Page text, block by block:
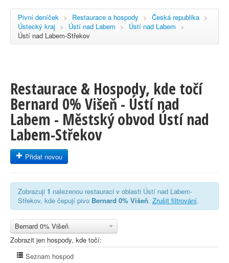
Pivní deníček > Restaurace a hospody > Česká republika >
Ústecký kraj > Ústí nad Labem > Ústí nad Labem >
Ústí nad Labem-Střekov
Restaurace & Hospody, kde točí
Bernard 0% Višeň - Ústí nad
Labem - Městský obvod Ústí nad
Labem-Střekov
Přidat novou
Zobrazuji 1 nalezenou restauraci v oblasti Ústí nad Labem-
Střekov, kde čepují pivo Bernard 0% Višeň. Zrušit filtrování.
Bernard 0% Višeň
Zobrazit jen hospody, kde točí:
Seznam hospod